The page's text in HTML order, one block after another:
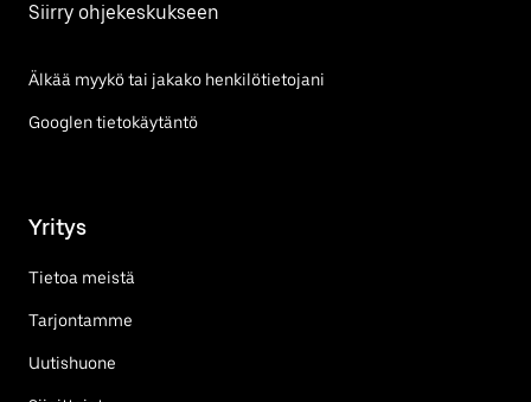
Siirry ohjekeskukseen
Älkää myykö tai jakako henkilötietojani
Googlen tietokäytäntö
Yritys
Tietoa meistä
Tarjontamme
Uutishuone